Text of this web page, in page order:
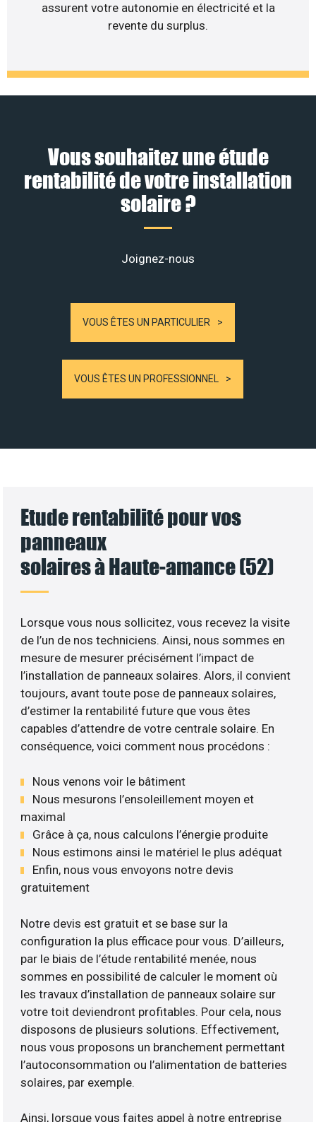
assurent votre autonomie en électricité et la
revente du surplus.
Vous souhaitez une étude
rentabilité de votre installation
solaire ?
Joignez-nous
VOUS ÊTES UN PARTICULIER
VOUS ÊTES UN PROFESSIONNEL
Etude rentabilité pour vos
panneaux
solaires à Haute-amance (52)
Lorsque vous nous sollicitez, vous recevez la visite
de l’un de nos techniciens. Ainsi, nous sommes en
mesure de mesurer précisément l’impact de
l’installation de panneaux solaires. Alors, il convient
toujours, avant toute pose de panneaux solaires,
d’estimer la rentabilité future que vous êtes
capables d’attendre de votre centrale solaire. En
conséquence, voici comment nous procédons :
Nous venons voir le bâtiment
Nous mesurons l’ensoleillement moyen et
maximal
Grâce à ça, nous calculons l’énergie produite
Nous estimons ainsi le matériel le plus adéquat
Enfin, nous vous envoyons notre devis
gratuitement
Notre devis est gratuit et se base sur la
configuration la plus efficace pour vous. D’ailleurs,
par le biais de l’étude rentabilité menée, nous
sommes en possibilité de calculer le moment où
les travaux d’installation de panneaux solaire sur
votre toit deviendront profitables. Pour cela, nous
disposons de plusieurs solutions. Effectivement,
nous vous proposons un branchement permettant
l’autoconsommation ou l’alimentation de batteries
solaires, par exemple.
Ainsi, lorsque vous faites appel à notre entreprise